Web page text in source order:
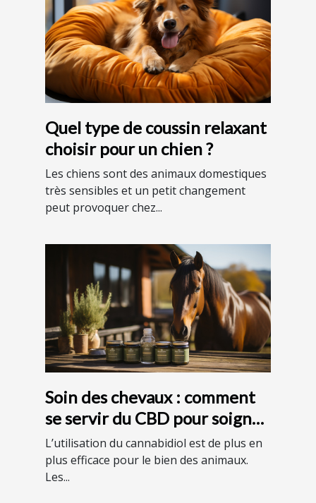
Quel type de coussin relaxant
choisir pour un chien ?
Les chiens sont des animaux domestiques
très sensibles et un petit changement
peut provoquer chez...
Soin des chevaux : comment
se servir du CBD pour soigner
son cheval ?
L’utilisation du cannabidiol est de plus en
plus efficace pour le bien des animaux.
Les...